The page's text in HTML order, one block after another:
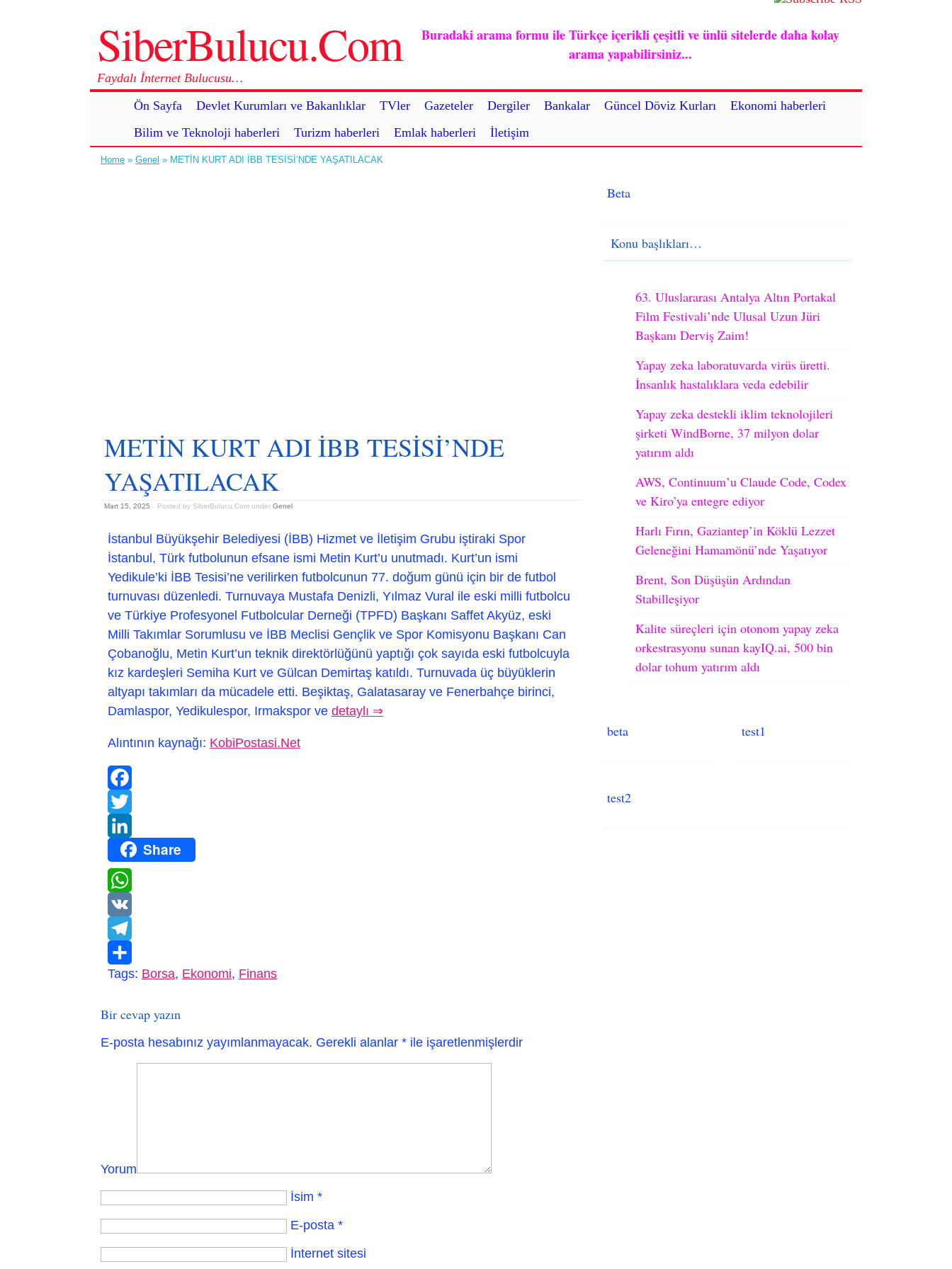
SiberBulucu.Com
Faydalı İnternet Bulucusu…
Ön Sayfa
Devlet Kurumları ve Bakanlıklar TVler Gazeteler Dergiler Bankalar Güncel Döviz Kurları
Ekonomi haberleri
Bilim ve Teknoloji haberleri
Turizm haberleri Emlak haberleri İletişim
Buradaki arama formu ile Türkçe içerikli çeşitli ve ünlü sitelerde daha kolay
arama yapabilirsiniz...
Home » Genel » METİN KURT ADI İBB TESİSİ’NDE YAŞATILACAK
METİN KURT ADI İBB TESİSİ’NDE
YAŞATILACAK
Mart 15, 2025 Posted by SiberBulucu.Com under Genel
İstanbul Büyükşehir Belediyesi (İBB) Hizmet ve İletişim Grubu iştiraki Spor
İstanbul, Türk futbolunun efsane ismi Metin Kurt’u unutmadı. Kurt’un ismi
Yedikule’ki İBB Tesisi’ne verilirken futbolcunun 77. doğum günü için bir de futbol
turnuvası düzenledi. Turnuvaya Mustafa Denizli, Yılmaz Vural ile eski milli futbolcu
ve Türkiye Profesyonel Futbolcular Derneği (TPFD) Başkanı Saffet Akyüz, eski
Milli Takımlar Sorumlusu ve İBB Meclisi Gençlik ve Spor Komisyonu Başkanı Can
Çobanoğlu, Metin Kurt’un teknik direktörlüğünü yaptığı çok sayıda eski futbolcuyla
kız kardeşleri Semiha Kurt ve Gülcan Demirtaş katıldı. Turnuvada üç büyüklerin
altyapı takımları da mücadele etti. Beşiktaş, Galatasaray ve Fenerbahçe birinci,
Damlaspor, Yedikulespor, Irmakspor ve detaylı ⇒
Alıntının kaynağı: KobiPostasi.Net
Facebook
Twitter
LinkedInShare
WhatsApp
VK
Telegram
Paylaş
Tags: Borsa, Ekonomi, Finans
Bir cevap yazın
E-posta hesabınız yayımlanmayacak. Gerekli alanlar * ile işaretlenmişlerdir
Yorum
İsim *
E-posta *
İnternet sitesi
Beta
Konu başlıkları…
63. Uluslararası Antalya Altın Portakal
Film Festivali’nde Ulusal Uzun Jüri
Başkanı Derviş Zaim!
Yapay zeka laboratuvarda virüs üretti.
İnsanlık hastalıklara veda edebilir
Yapay zeka destekli iklim teknolojileri
şirketi WindBorne, 37 milyon dolar
yatırım aldı
AWS, Continuum’u Claude Code, Codex
ve Kiro’ya entegre ediyor
Harlı Fırın, Gaziantep’in Köklü Lezzet
Geleneğini Hamamönü’nde Yaşatıyor
Brent, Son Düşüşün Ardından
Stabilleşiyor
Kalite süreçleri için otonom yapay zeka
orkestrasyonu sunan kayIQ.ai, 500 bin
dolar tohum yatırım aldı
beta test1
test2